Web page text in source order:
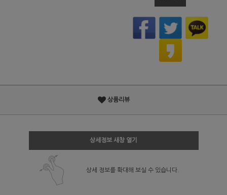
상품리뷰
상세정보 새창 열기
상세 정보를 확대해 보실 수 있습니다.